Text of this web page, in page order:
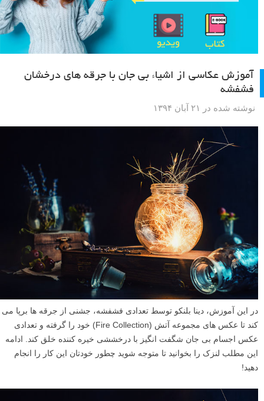
آموزش عکاسی از اشیاء بی جان با جرقه های درخشان
فشفشه
نوشته شده در ۲۱ آبان ۱۳۹۴
در این آموزش، دینا بلنکو توسط تعدادی فشفشه، جشنی از جرقه ها برپا می
کند تا عکس های مجموعه آتش (Fire Collection) خود را گرفته و تعدادی
عکس اجسام بی جان شگفت انگیز با درخششی خیره کننده خلق کند. ادامه
این مطلب لنزک را بخوانید تا متوجه شوید چطور خودتان این کار را انجام
دهید!